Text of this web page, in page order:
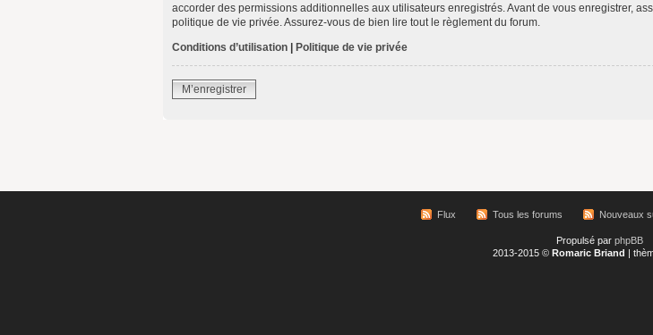
accorder des permissions additionnelles aux utilisateurs enregistrés. Avant de vous enregistrer,
politique de vie privée. Assurez-vous de bien lire tout le règlement du forum.
Conditions d’utilisation
Politique de vie privée
M’enregistrer
Flux Tous les forums Nouveaux
Propulsé par phpBB
2013-2015 © Romaric Briand |